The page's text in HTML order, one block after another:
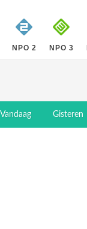
NPO 2 NPO 3
Vandaag Gisteren